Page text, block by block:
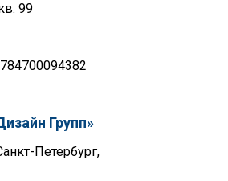
99
Групп»
Петербург,